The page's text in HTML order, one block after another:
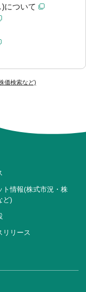
価検索など)
について
ト情報(株式市況・株
ど)
リリース